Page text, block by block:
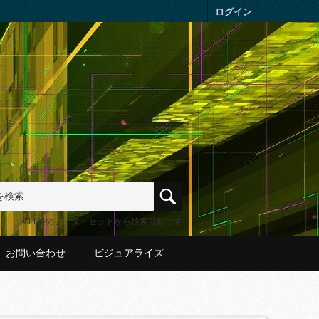
ログイン
411件のデータ・セットから検索可能です
お問い合わせ ビジュアライズ